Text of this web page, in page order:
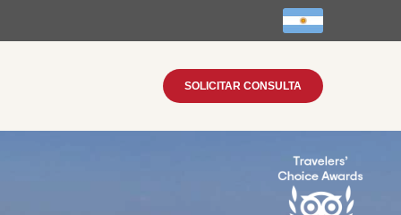
SOLICITAR CONSULTA